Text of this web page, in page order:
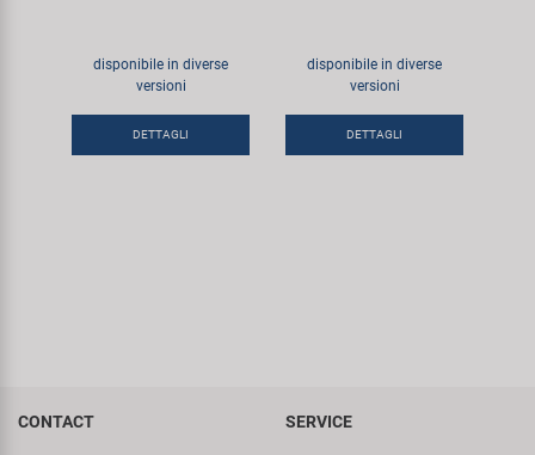
disponibile in diverse
versioni
DETTAGLI
disponibile in diverse
versioni
DETTAGLI
CONTACT SERVICE